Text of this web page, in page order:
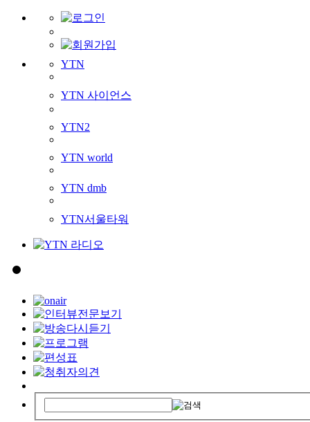
YTN
YTN 사이언스
YTN2
YTN world
YTN dmb
YTN서울타워